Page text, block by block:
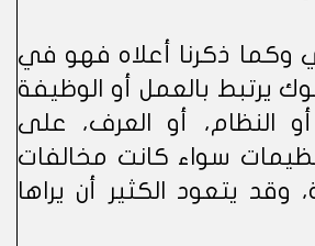
وكما ذكرنا أعلاه فهو في
يرتبط بالعمل أو الوظيفة
النظام، أو العرف، على
سواء كانت مخالفات
وقد يتعود الكثير أن يراها